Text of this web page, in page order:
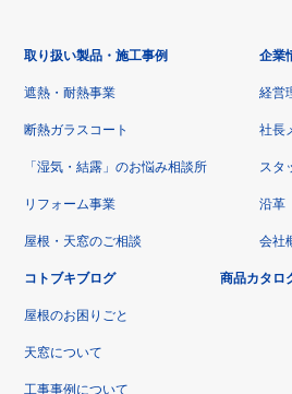
取り扱い製品・施工事例
遮熱・耐熱事業
断熱ガラスコート
「湿気・結露」のお悩み相談所
リフォーム事業
屋根・天窓のご相談
企業
経営
社長
スタ
沿革
会社
コトブキブログ
屋根のお困りごと
天窓について
工事事例について
商品カタロ